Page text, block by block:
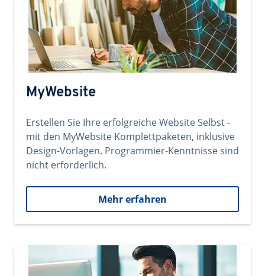
MyWebsite
Erstellen Sie Ihre erfolgreiche Website Selbst -
mit den MyWebsite Komplettpaketen, inklusive
Design-Vorlagen. Programmier-Kenntnisse sind
nicht erforderlich.
Mehr erfahren